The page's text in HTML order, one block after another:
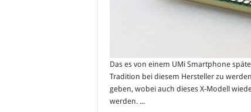
Das es von einem UMi Smartphone
Tradition bei diesem Hersteller zu
geben, wobei auch dieses X-Modell
werden. ...